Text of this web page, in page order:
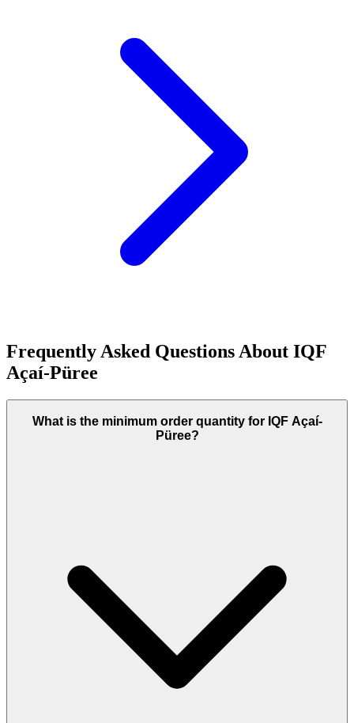
Frequently Asked Questions About IQF
Açaí-Püree
What is the minimum order quantity for IQF Açaí-
Püree?